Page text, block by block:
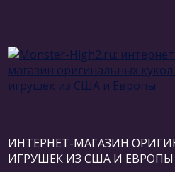
ИНТЕРНЕТ-МАГАЗИН
ИГРУШЕК ИЗ США И ЕВРОПЫ